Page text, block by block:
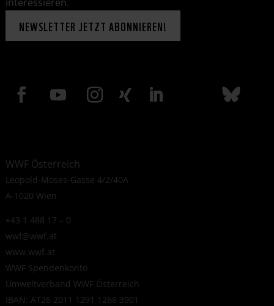
NEWSLETTER JETZT ABONNIEREN!
WWF Österreich
Leopold-Moses-Gasse 4/2/40A
A-1020 Wien
+43 1 488 17 – 0
wwf@wwf.at
www.wwf.at
WWF Spendenkonto
Umweltverband WWF Österreich
IBAN: AT26 2011 1291 1268 3901